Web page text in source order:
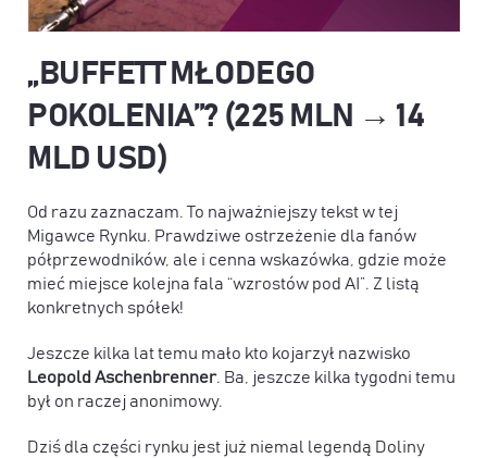
„BUFFETT MŁODEGO
POKOLENIA”? (225 MLN → 14
MLD USD)
Od razu zaznaczam. To najważniejszy tekst w tej
Migawce Rynku. Prawdziwe ostrzeżenie dla fanów
półprzewodników, ale i cenna wskazówka, gdzie może
mieć miejsce kolejna fala “wzrostów pod AI”. Z listą
konkretnych spółek!
Jeszcze kilka lat temu mało kto kojarzył nazwisko
Leopold Aschenbrenner. Ba, jeszcze kilka tygodni temu
był on raczej anonimowy.
Dziś dla części rynku jest już niemal legendą Doliny